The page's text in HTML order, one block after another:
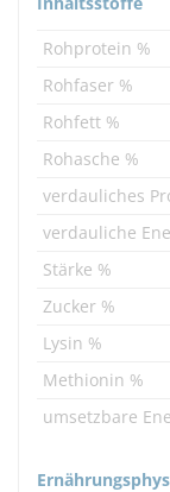
Rohprotein %
Rohfaser %
Rohfett %
Rohasche %
verdauliches
verdauliche
Stärke %
Zucker %
Lysin %
Methionin %
umsetzbare